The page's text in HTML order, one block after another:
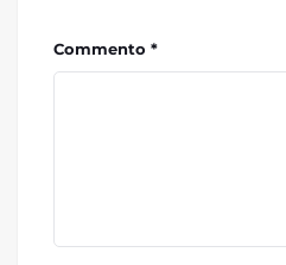
Commento *